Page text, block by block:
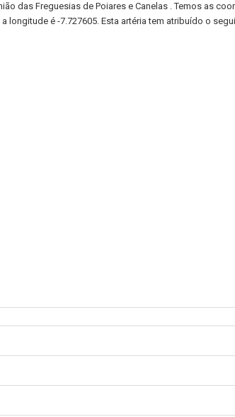
das Freguesias de Poiares e Canelas . Temos as
longitude é -7.727605. Esta artéria tem atribuído o